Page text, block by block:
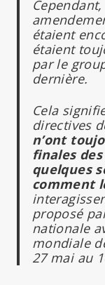
étaient
étaient
par le
dernière.
Cela
directives
n’ont
finales
quelques
comment
proposé
nationale
mondiale
27 mai au